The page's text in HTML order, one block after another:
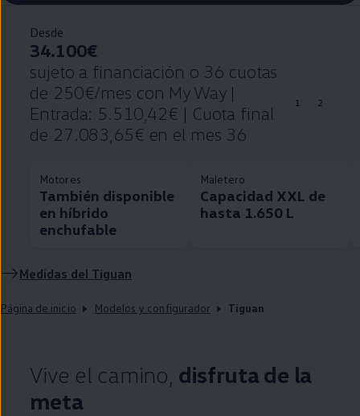
Desde
34.100€
sujeto a financiación o 36 cuotas
de 250€/mes con My Way |
Entrada: 5.510,42€ | Cuota final
de 27.083,65€ en el mes 36
1 2
Motores
También disponible
en híbrido
enchufable
Maletero
Capacidad XXL de
hasta 1.650 L
Medidas del Tiguan
Página de inicio Modelos y configurador Tiguan
Vive el camino, disfruta de la
meta